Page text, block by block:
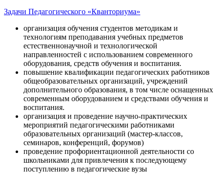
Задачи Педагогического «Кванториума»
организация обучения студентов методикам и
технологиям преподавания учебных предметов
естественнонаучной и технологической
направленностей с использованием современного
оборудования, средств обучения и воспитания.
повышение квалификации педагогических работников
общеобразовательных организаций, учреждений
дополнительного образования, в том числе оснащенных
современным оборудованием и средствами обучения и
воспитания.
организация и проведение научно-практических
мероприятий педагогическими работниками
образовательных организаций (мастер-классов,
семинаров, конференций, форумов)
проведение профориентационной деятельности со
школьниками для привлечения к последующему
поступлению в педагогические вузы